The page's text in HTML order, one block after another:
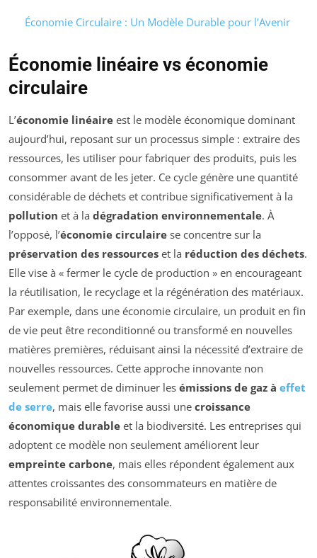
Économie Circulaire : Un Modèle Durable pour l’Avenir
Économie linéaire vs économie
circulaire
L’économie linéaire est le modèle économique dominant
aujourd’hui, reposant sur un processus simple : extraire des
ressources, les utiliser pour fabriquer des produits, puis les
consommer avant de les jeter. Ce cycle génère une quantité
considérable de déchets et contribue significativement à la
pollution et à la dégradation environnementale. À
l’opposé, l’économie circulaire se concentre sur la
préservation des ressources et la réduction des déchets.
Elle vise à « fermer le cycle de production » en encourageant
la réutilisation, le recyclage et la régénération des matériaux.
Par exemple, dans une économie circulaire, un produit en fin
de vie peut être reconditionné ou transformé en nouvelles
matières premières, réduisant ainsi la nécessité d’extraire de
nouvelles ressources. Cette approche innovante non
seulement permet de diminuer les émissions de gaz à effet
de serre, mais elle favorise aussi une croissance
économique durable et la biodiversité. Les entreprises qui
adoptent ce modèle non seulement améliorent leur
empreinte carbone, mais elles répondent également aux
attentes croissantes des consommateurs en matière de
responsabilité environnementale.